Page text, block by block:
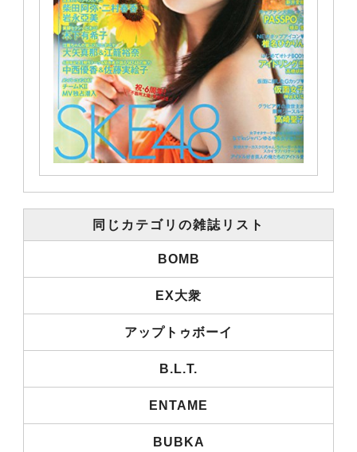
同じカテゴリの雑誌リスト
BOMB
EX大衆
アップトゥボーイ
B.L.T.
ENTAME
BUBKA